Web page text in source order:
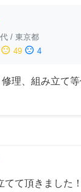
/ 東京都
sentiment_neutral 49 sentiment_dissatisfied 4
理、組み立て
てて頂きました